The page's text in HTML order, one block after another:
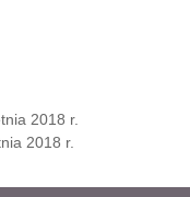
2018 r.
2018 r.